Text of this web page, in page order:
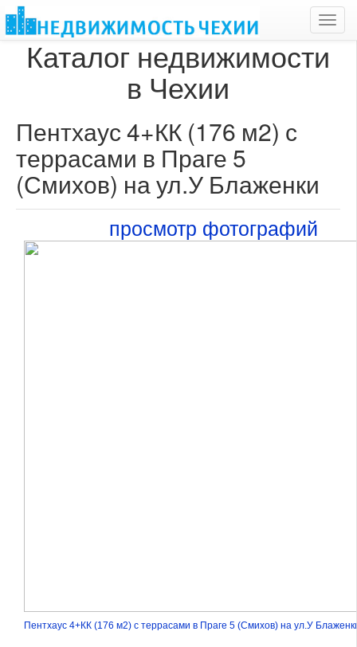
Каталог недвижимости
в Чехии
Пентхаус 4+КК (176 м2) с
террасами в Праге 5
(Смихов) на ул.У Блаженки
просмотр фотографий
Пентхаус 4+КК (176 м2) с террасами в Праге 5 (Смихов) на ул.У